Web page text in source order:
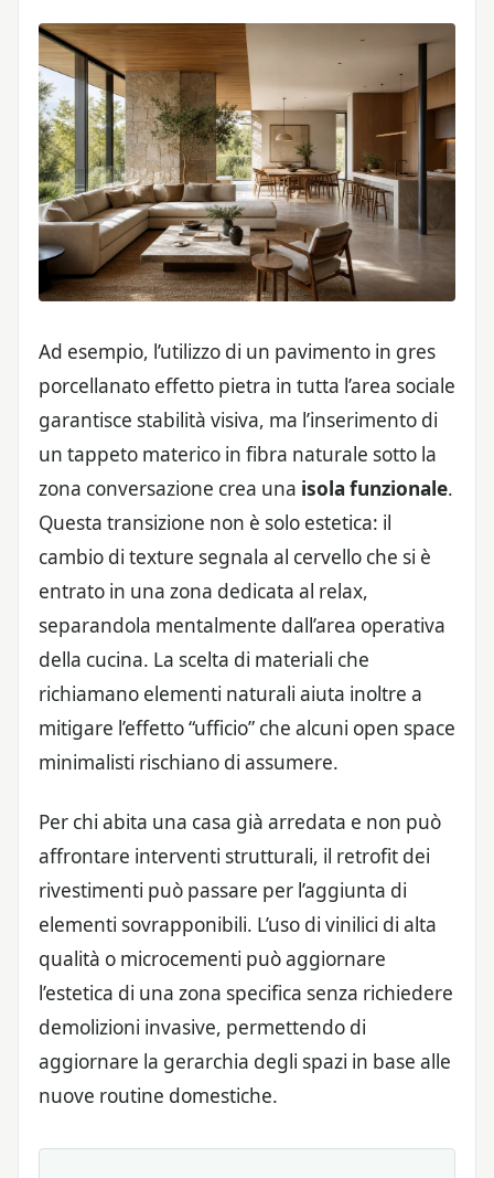
Ad esempio, l’utilizzo di un pavimento in gres
porcellanato effetto pietra in tutta l’area sociale
garantisce stabilità visiva, ma l’inserimento di
un tappeto materico in fibra naturale sotto la
zona conversazione crea una isola funzionale.
Questa transizione non è solo estetica: il
cambio di texture segnala al cervello che si è
entrato in una zona dedicata al relax,
separandola mentalmente dall’area operativa
della cucina. La scelta di materiali che
richiamano elementi naturali aiuta inoltre a
mitigare l’effetto “ufficio” che alcuni open space
minimalisti rischiano di assumere.
Per chi abita una casa già arredata e non può
affrontare interventi strutturali, il retrofit dei
rivestimenti può passare per l’aggiunta di
elementi sovrapponibili. L’uso di vinilici di alta
qualità o microcementi può aggiornare
l’estetica di una zona specifica senza richiedere
demolizioni invasive, permettendo di
aggiornare la gerarchia degli spazi in base alle
nuove routine domestiche.